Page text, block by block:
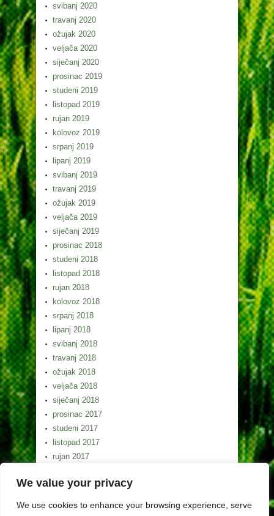
We value your privacy
We use cookies to enhance your browsing experience, serve
svibanj 2020
travanj 2020
ožujak 2020
veljača 2020
siječanj 2020
prosinac 2019
studeni 2019
listopad 2019
rujan 2019
kolovoz 2019
srpanj 2019
lipanj 2019
svibanj 2019
travanj 2019
ožujak 2019
veljača 2019
siječanj 2019
prosinac 2018
studeni 2018
listopad 2018
rujan 2018
kolovoz 2018
srpanj 2018
lipanj 2018
svibanj 2018
travanj 2018
ožujak 2018
veljača 2018
siječanj 2018
prosinac 2017
studeni 2017
listopad 2017
rujan 2017
srpanj 2017